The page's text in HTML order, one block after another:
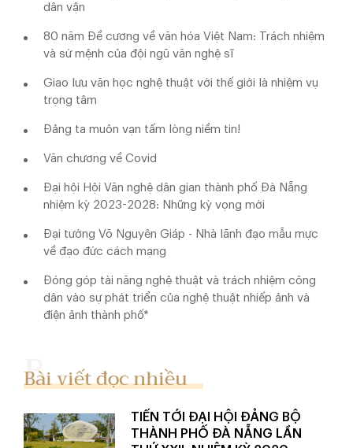
dân vận
80 năm Đề cương về văn hóa Việt Nam: Trách nhiệm
và sứ mệnh của đội ngũ văn nghệ sĩ
Giao lưu văn học nghệ thuật với thế giới là nhiệm vụ
trọng tâm
Đảng ta muôn vạn tấm lòng niềm tin!
Văn chương về Covid
Đại hội Hội Văn nghệ dân gian thành phố Đà Nẵng
nhiệm kỳ 2023-2028: Những kỳ vọng mới
Đại tướng Võ Nguyên Giáp - Nhà lãnh đạo mẫu mực
về đạo đức cách mạng
Đóng góp tài năng nghệ thuật và trách nhiệm công
dân vào sự phát triển của nghệ thuật nhiếp ảnh và
điện ảnh thành phố*
Bài viết đọc nhiều
TIẾN TỚI ĐẠI HỘI ĐẢNG BỘ
THÀNH PHỐ ĐÀ NẴNG LẦN